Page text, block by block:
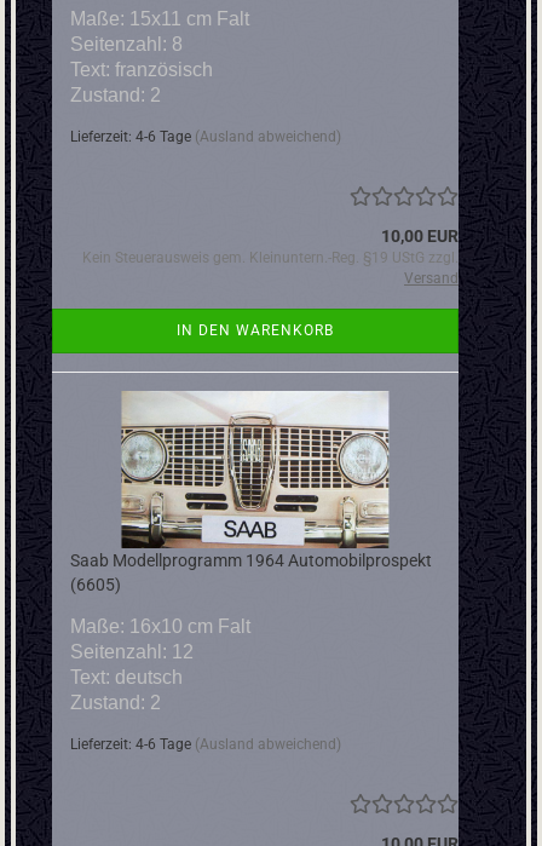
Maße: 15x11 cm Falt
Seitenzahl: 8
Text: französisch
Zustand: 2
Lieferzeit: 4-6 Tage (Ausland abweichend)
10,00 EUR
Kein Steuerausweis gem. Kleinuntern.-Reg. §19 UStG zzgl.
Versand
IN DEN WARENKORB
Saab Modellprogramm 1964 Automobilprospekt
(6605)
Maße: 16x10 cm Falt
Seitenzahl: 12
Text: deutsch
Zustand: 2
Lieferzeit: 4-6 Tage (Ausland abweichend)